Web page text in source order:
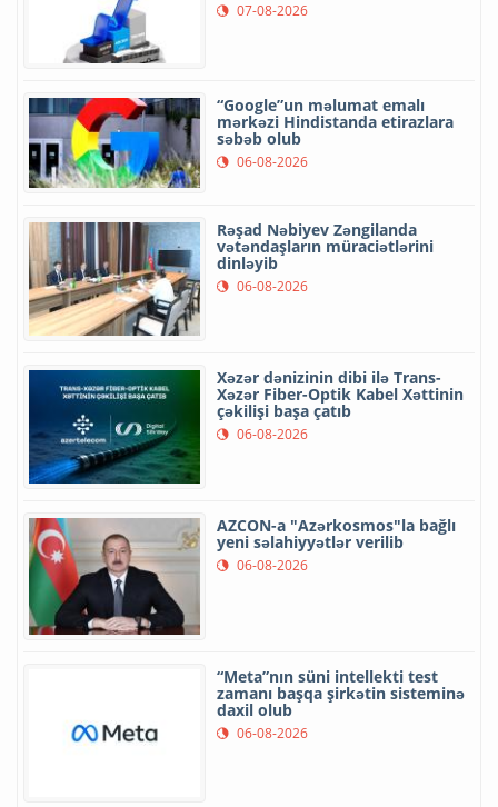
07-08-2026
“Google”un məlumat emalı
mərkəzi Hindistanda etirazlara
səbəb olub
06-08-2026
Rəşad Nəbiyev Zəngilanda
vətəndaşların müraciətlərini
dinləyib
06-08-2026
Xəzər dənizinin dibi ilə Trans-
Xəzər Fiber-Optik Kabel Xəttinin
çəkilişi başa çatıb
06-08-2026
AZCON-a "Azərkosmos"la bağlı
yeni səlahiyyətlər verilib
06-08-2026
“Meta”nın süni intellekti test
zamanı başqa şirkətin sisteminə
daxil olub
06-08-2026